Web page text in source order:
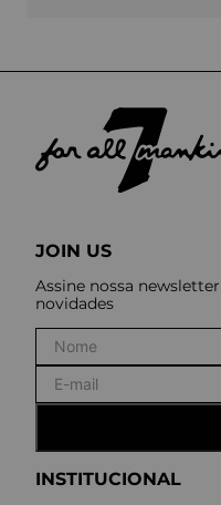
INSTITUCIONAL
JOIN US
Assine nossa
novidades